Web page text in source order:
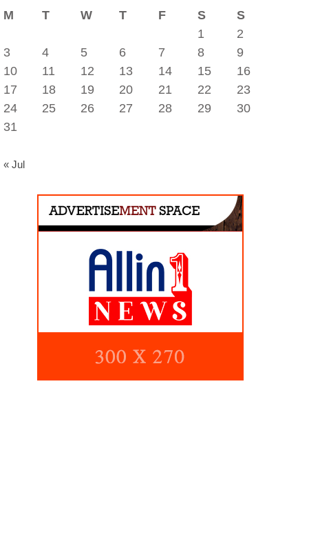
M
T W T F S
S
1
2
3
4 5 6 7 8
9
10
11 12 13 14 15
16
17
18 19 20 21 22
23
24
25 26 27 28 29
30
31
« Jul